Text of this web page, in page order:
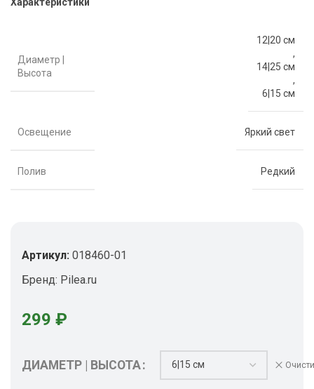
Диаметр |
Высота
12|20 см
,
14|25 см
,
6|15 см
Освещение Яркий свет
Полив Редкий
Артикул: 018460-01
Бренд: Pilea.ru
299 ₽
ДИАМЕТР | ВЫСОТА